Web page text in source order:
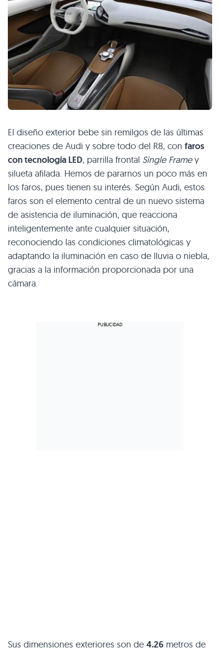
El diseño exterior bebe sin remilgos de las últimas
creaciones de Audi y sobre todo del R8, con faros
con tecnología LED, parrilla frontal Single Framey
silueta afilada. Hemos de pararnos un poco más en
los faros, pues tienen su interés. Según Audi, estos
faros son el elemento central de un nuevo sistema
de asistencia de iluminación, que reacciona
inteligentemente ante cualquier situación,
reconociendo las condiciones climatológicas y
adaptando la iluminación en caso de lluvia o niebla,
gracias a la información proporcionada por una
cámara.
Sus dimensiones exteriores son de 4.26 metros de